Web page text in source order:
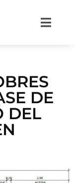
DE
DEL